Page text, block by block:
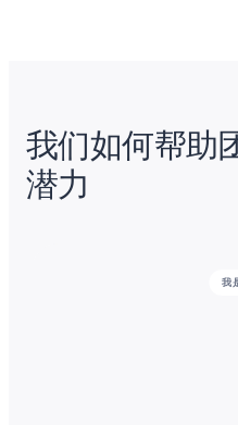
我们如何帮助
潜力
我